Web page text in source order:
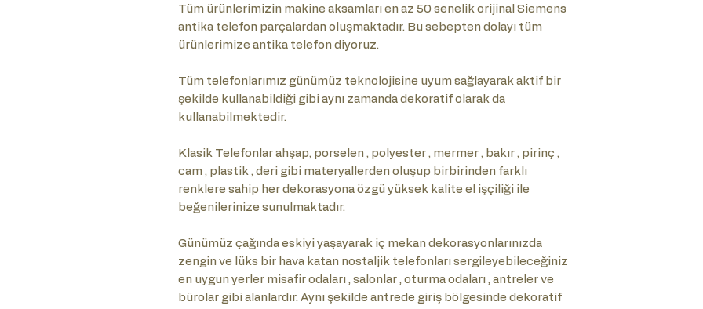
Tüm ürünlerimizin makine aksamları en az 50 senelik orijinal Siemens
antika telefon parçalardan oluşmaktadır. Bu sebepten dolayı tüm
ürünlerimize antika telefon diyoruz.
Tüm telefonlarımız günümüz teknolojisine uyum sağlayarak aktif bir
şekilde kullanabildiği gibi aynı zamanda dekoratif olarak da
kullanabilmektedir.
Klasik Telefonlar ahşap, porselen , polyester , mermer , bakır , pirinç ,
cam , plastik , deri gibi materyallerden oluşup birbirinden farklı
renklere sahip her dekorasyona özgü yüksek kalite el işçiliği ile
beğenilerinize sunulmaktadır.
Günümüz çağında eskiyi yaşayarak iç mekan dekorasyonlarınızda
zengin ve lüks bir hava katan nostaljik telefonları sergileyebileceğiniz
en uygun yerler misafir odaları , salonlar , oturma odaları , antreler ve
bürolar gibi alanlardır. Aynı şekilde antrede giriş bölgesinde dekoratif